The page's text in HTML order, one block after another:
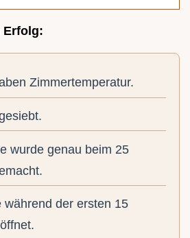
Erfolg:
Zimmertemperatur.
wurde genau beim 25
der ersten 15